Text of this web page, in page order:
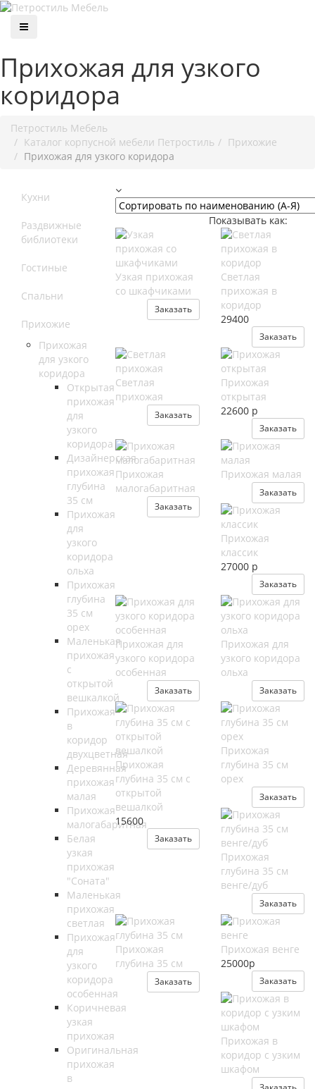
Прихожая для узкого
коридора
Петростиль Мебель
Каталог корпусной мебели Петростиль
Прихожие
Прихожая для узкого коридора
Кухни
Раздвижные
библиотеки
Гостиные
Спальни
Прихожие
Прихожая
для узкого
коридора
Открытая
прихожая
для
узкого
коридора
Дизайнерская
прихожая
глубина
35 см
Прихожая
для
узкого
коридора
ольха
Прихожая
глубина
35 см
орех
Маленькая
прихожая
с
открытой
вешкалкой
Прихожая
в
коридор
двухцветная
Деревянная
прихожая
малая
Прихожая
малогабаритная
Белая
узкая
прихожая
"Соната"
Маленькая
прихожая
светлая
Прихожая
для
узкого
коридора
особенная
Коричневая
узкая
прихожая
Оригинальная
прихожая
в
Показывать как:
Узкая прихожая
со шкафчиками
Заказать
Светлая
прихожая в
коридор
29400
Заказать
Светлая
прихожая
Заказать
Прихожая
открытая
22600 р
Заказать
Прихожая
малогабаритная
Заказать
Прихожая малая
Заказать
Прихожая
классик
27000 р
Заказать
Прихожая для
узкого коридора
особенная
Заказать
Прихожая для
узкого коридора
ольха
Заказать
Прихожая
глубина 35 см с
открытой
вешалкой
15600
Заказать
Прихожая
глубина 35 см
орех
Заказать
Прихожая
глубина 35 см
венге/дуб
Заказать
Прихожая
глубина 35 см
Заказать
Прихожая венге
25000р
Заказать
Прихожая в
коридор с узким
шкафом